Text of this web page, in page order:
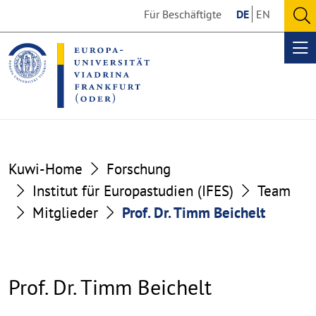
the
content
section
the
footer
section
Für Beschäftigte DE EN
Kuwi-Home
Forschung
Institut für Europastudien (IFES)
Team
Mitglieder
Prof. Dr. Timm Beichelt
Prof. Dr. Timm Beichelt